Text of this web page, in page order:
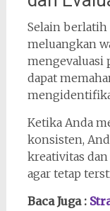
Selain berlatih
meluangkan
mengevaluasi
dapat
Ketika Anda
konsisten,
kreativitas
agar tetap
Baca Juga :